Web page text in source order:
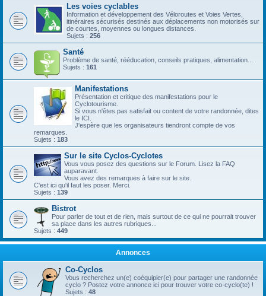
Les voies cyclables
Information et développement des Véloroutes et Voies Vertes,
itinéraires sécurisés destinés aux déplacements non motorisés sur
de courtes, moyennes ou longues distances.
Sujets : 256
Santé
Problème de santé, rééducation, conseils pratiques, alimentation...
Sujets : 161
Manifestations
Présentation et critique des manifestations pour le
Cyclotourisme.
Si vous n'êtes pas satisfait ou content de votre randonnée, dites
le ICI.
J'espère que les organisateurs tiendront compte de vos
remarques.
Sujets : 183
Sur le site Cyclos-Cyclotes
Vous vous posez des questions sur le Forum. Lisez la FAQ
auparavant.
Vous avez des remarques à faire sur le site.
C'est ici qu'il faut les poser. Merci.
Sujets : 139
Bistrot
Pour parler de tout et de rien, mais surtout de ce qui ne pourrait trouver
sa place dans les autres rubriques...
Sujets : 449
Annonces
Co-Cyclos
Vous recherchez un(e) coéquipier(e) pour partager une randonnée
cyclo ? Postez votre annonce ici pour trouver votre co-cyclo(te) !
Sujets : 48